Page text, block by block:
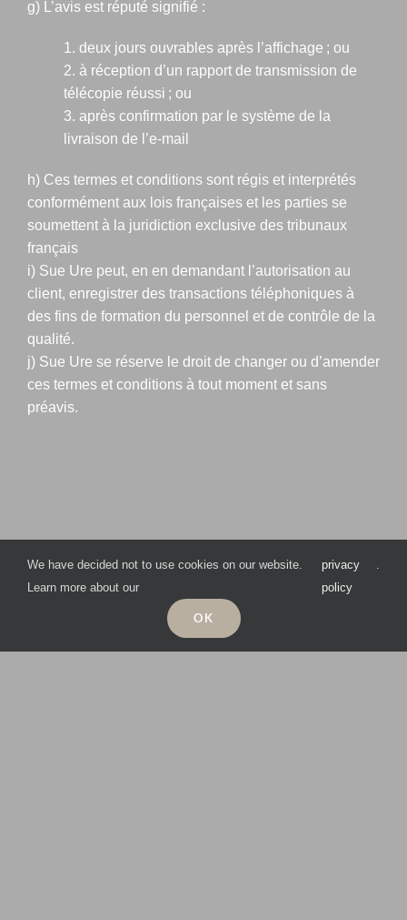
g) L’avis est réputé signifié :
1. deux jours ouvrables après l’affichage ; ou
2. à réception d’un rapport de transmission de
télécopie réussi ; ou
3. après confirmation par le système de la
livraison de l’e-mail
h) Ces termes et conditions sont régis et interprétés
conformément aux lois françaises et les parties se
soumettent à la juridiction exclusive des tribunaux
français
i) Sue Ure peut, en en demandant l’autorisation au
client, enregistrer des transactions téléphoniques à
des fins de formation du personnel et de contrôle de la
qualité.
j) Sue Ure se réserve le droit de changer ou d’amender
ces termes et conditions à tout moment et sans
préavis.
We have decided not to use cookies on our website.
Learn more about our
privacy
policy
.
OK